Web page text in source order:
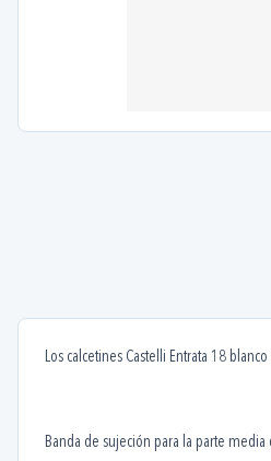
Los calcetines Castelli Entrata 18
Banda de sujeción para la parte media